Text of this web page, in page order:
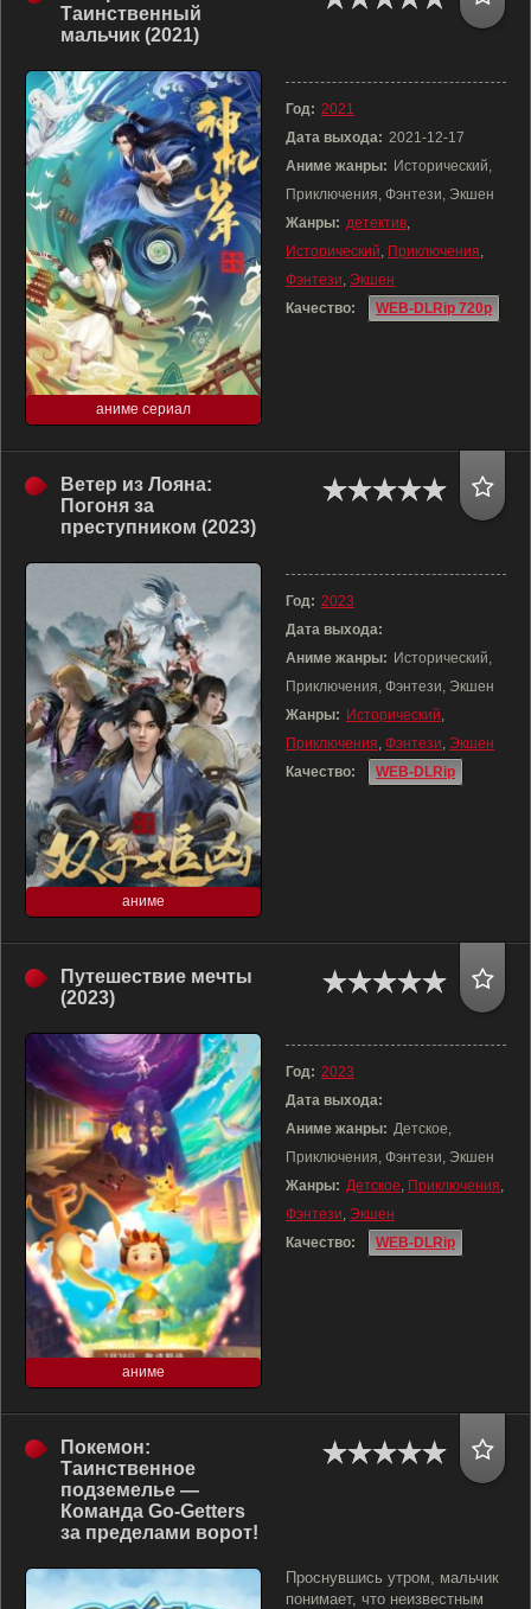
Таинственный
мальчик (2021)
аниме сериал
Год: 2021
Дата выхода: 2021-12-17
Аниме жанры: Исторический,
Приключения, Фэнтези, Экшен
Жанры: детектив,
Исторический, Приключения,
Фэнтези, Экшен
Качество:
WEB-DLRip 720p
Ветер из Лояна:
Погоня за
преступником (2023)
аниме
Год: 2023
Дата выхода:
Аниме жанры: Исторический,
Приключения, Фэнтези, Экшен
Жанры: Исторический,
Приключения, Фэнтези, Экшен
Качество:
WEB-DLRip
Путешествие мечты
(2023)
аниме
Год: 2023
Дата выхода:
Аниме жанры: Детское,
Приключения, Фэнтези, Экшен
Жанры: Детское, Приключения,
Фэнтези, Экшен
Качество:
WEB-DLRip
Покемон:
Таинственное
подземелье —
Команда Go-Getters
за пределами ворот!
Проснувшись утром, мальчик
понимает, что неизвестным